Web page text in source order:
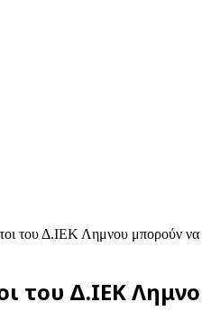
του Δ.ΙΕΚ Λημνου μπορούν
του Δ.ΙΕΚ